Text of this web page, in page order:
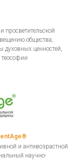
просветительской
общества,
ценностей,
и антивозрастной
научно-